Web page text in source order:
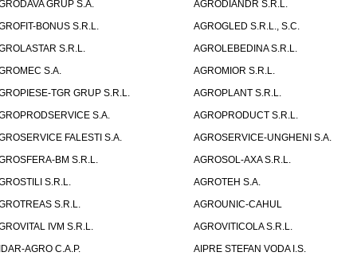
GRUP S.A.
AGRODIANDR S.R.L.
BONUS S.R.L.
AGROGLED S.R.L., S.C.
S.R.L.
AGROLEBEDINA S.R.L.
S.A.
AGROMIOR S.R.L.
TGR GRUP S.R.L.
AGROPLANT S.R.L.
S.A.
AGROPRODUCT S.R.L.
FALESTI S.A.
AGROSERVICE-UNGHENI S.A.
BM S.R.L.
AGROSOL-AXA S.R.L.
S.R.L.
AGROTEH S.A.
S.R.L.
AGROUNIC-CAHUL
IVM S.R.L.
AGROVITICOLA S.R.L.
AGRO C.A.P.
AIPRE STEFAN VODA I.S.